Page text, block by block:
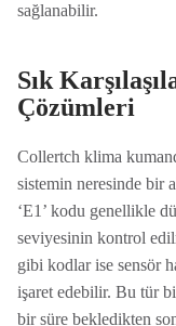
sağlanabilir.
Sık
Çözümleri
Collertch klima
sistemin neresinde bir
‘E1’ kodu genellikle
seviyesinin kontrol
gibi kodlar ise sensör
işaret edebilir. Bu tür
bir süre bekledikten